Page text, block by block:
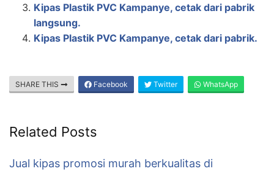
Kipas Plastik PVC Kampanye, cetak dari pabrik
langsung.
Kipas Plastik PVC Kampanye, cetak dari pabrik.
SHARE THIS Facebook Twitter WhatsApp
Related Posts
Jual kipas promosi murah berkualitas di